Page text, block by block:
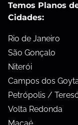
Temos Planos
Cidades:
Rio de Janeiro
São Gonçalo
Niterói
Campos dos
Petrópolis /
Volta Redonda